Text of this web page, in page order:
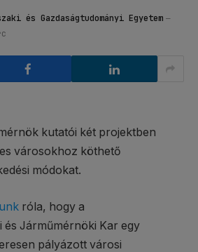
és Gazdaságtudományi Egyetem
kutatói két projektben
városokhoz köthető
módokat.
róla, hogy a
és Járműmérnöki Kar egy
pályázott városi